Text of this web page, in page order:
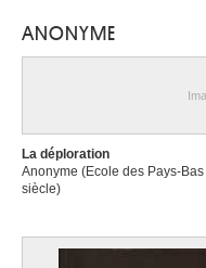
ANONYME
La déploration
Anonyme (Ecole des Pays-
siècle)